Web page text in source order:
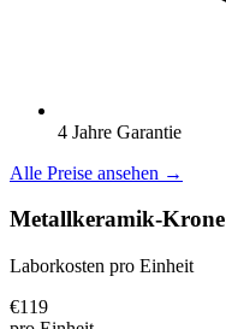
4 Jahre Garantie
Alle Preise ansehen →
Metallkeramik-Krone
Laborkosten pro Einheit
€119